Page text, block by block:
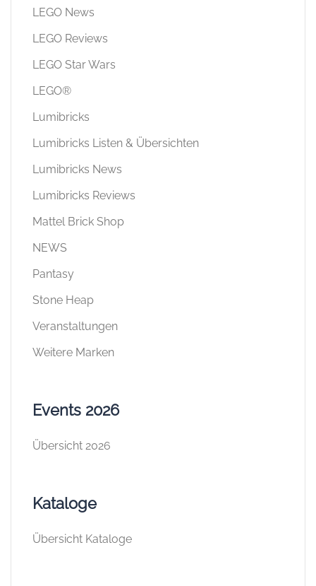
LEGO News
LEGO Reviews
LEGO Star Wars
LEGO®
Lumibricks
Lumibricks Listen & Übersichten
Lumibricks News
Lumibricks Reviews
Mattel Brick Shop
NEWS
Pantasy
Stone Heap
Veranstaltungen
Weitere Marken
Events 2026
Übersicht 2026
Kataloge
Übersicht Kataloge